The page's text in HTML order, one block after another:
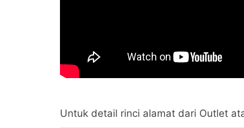
Untuk detail rinci alamat dari Outlet